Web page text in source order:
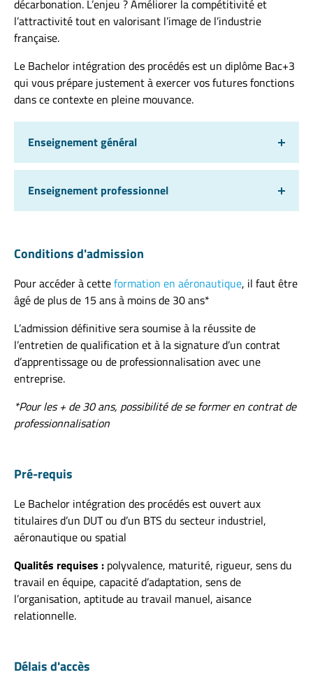
décarbonation. L’enjeu ? Améliorer la compétitivité et
l’attractivité tout en valorisant l’image de l’industrie
française.
Le Bachelor intégration des procédés est un diplôme Bac+3
qui vous prépare justement à exercer vos futures fonctions
dans ce contexte en pleine mouvance.
Enseignement général
Enseignement professionnel
Conditions d'admission
Pour accéder à cetteformation en aéronautique, il faut être
âgé de plus de 15 ans à moins de 30 ans*
L’admission définitive sera soumise à la réussite de
l’entretien de qualification et à la signature d’un contrat
d’apprentissage ou de professionnalisation avec une
entreprise.
*Pour les + de 30 ans, possibilité de se former en contrat de
professionnalisation
Pré-requis
Le Bachelor intégration des procédés est ouvert aux
titulaires d’un DUT ou d’un BTS du secteur industriel,
aéronautique ou spatial
Qualités requises : polyvalence, maturité, rigueur, sens du
travail en équipe, capacité d’adaptation, sens de
l’organisation, aptitude au travail manuel, aisance
relationnelle.
Délais d'accès